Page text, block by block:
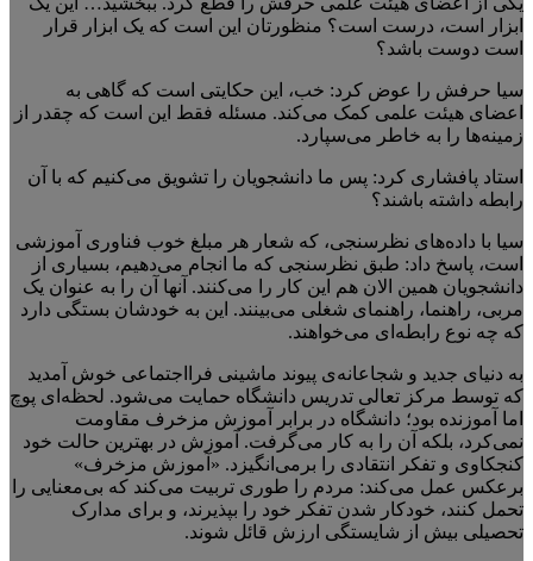
ابزار است، درست است؟ منظورتان این است که یک ابزار قرار
است دوست باشد؟
سیا حرفش را عوض کرد: خب، این حکایتی است که گاهی به
اعضای هیئت علمی کمک می‌کند. مسئله فقط این است که چقدر از
زمینه‌ها را به خاطر می‌سپارد.
استاد پافشاری کرد: پس ما دانشجویان را تشویق می‌کنیم که با آن
رابطه داشته باشند؟
سیا با داده‌های نظرسنجی، که شعار هر مبلغ خوب فناوری آموزشی
است، پاسخ داد: طبق نظرسنجی که ما انجام می‌دهیم، بسیاری از
دانشجویان همین الان هم این کار را می‌کنند. آنها آن را به عنوان یک
مربی، راهنما، راهنمای شغلی می‌بینند. این به خودشان بستگی دارد
که چه نوع رابطه‌ای می‌خواهند.
به دنیای جدید و شجاعانه‌ی پیوند ماشینی فرااجتماعی خوش آمدید
که توسط مرکز تعالی تدریس دانشگاه حمایت می‌شود. لحظه‌ای پوچ
اما آموزنده بود؛ دانشگاه در برابر آموزش مزخرف مقاومت
نمی‌کرد، بلکه آن را به کار می‌گرفت. آموزش در بهترین حالت خود
کنجکاوی و تفکر انتقادی را برمی‌انگیزد. «آموزش مزخرف»
برعکس عمل می‌کند: مردم را طوری تربیت می‌کند که بی‌معنایی را
تحمل کنند، خودکار شدن تفکر خود را بپذیرند، و برای مدارک
تحصیلی بیش از شایستگی ارزش قائل شوند.